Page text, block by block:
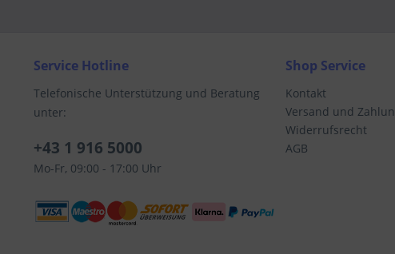
Service Hotline
Telefonische Unterstützung und Beratung
unter:
+43 1 916 5000
Mo-Fr, 09:00 - 17:00 Uhr
Shop Service
Kontakt
Versand und
Widerrufsrecht
AGB